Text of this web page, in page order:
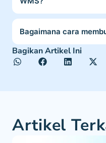
Bagaimana cara
Bagikan Artikel Ini
Artikel